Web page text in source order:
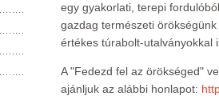
egy gyakorlati, terepi
gazdag természeti
értékes túrabolt-utalványokkal
A "Fedezd fel az örökséged"
ajánljuk az alábbi honlapot: